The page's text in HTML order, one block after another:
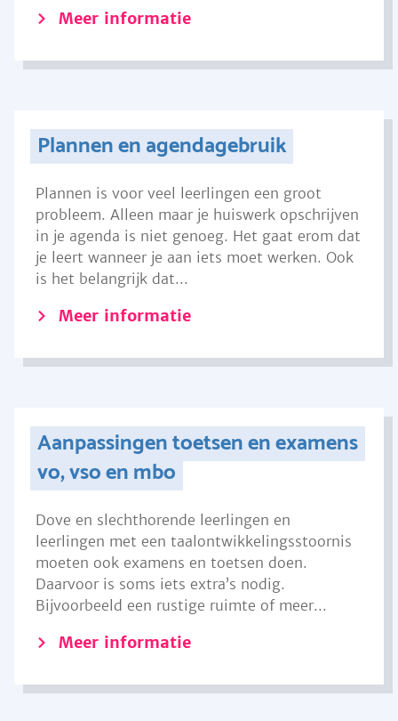
Meer informatie
Plannen en agendagebruik
Plannen is voor veel leerlingen een groot
probleem. Alleen maar je huiswerk opschrijven
in je agenda is niet genoeg. Het gaat erom dat
je leert wanneer je aan iets moet werken. Ook
is het belangrijk dat...
Meer informatie
Aanpassingen toetsen en examens
vo, vso en mbo
Dove en slechthorende leerlingen en
leerlingen met een taalontwikkelingsstoornis
moeten ook examens en toetsen doen.
Daarvoor is soms iets extra’s nodig.
Bijvoorbeeld een rustige ruimte of meer...
Meer informatie